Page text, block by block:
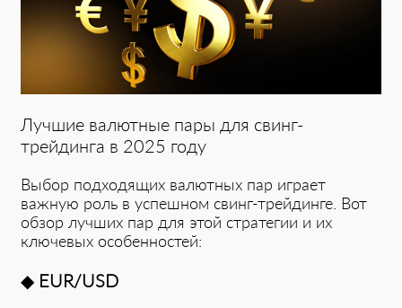
Лучшие валютные пары для свинг-
трейдинга в 2025 году
Выбор подходящих валютных пар играет
важную роль в успешном свинг-трей͏ди͏нге. Вот
обзор лучших пар для этой стратегии и их
ключевых особенностей:
◆ EUR/USD